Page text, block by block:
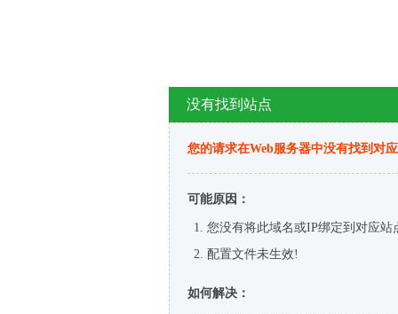
没有找到站点
您的请求在Web服务器中没有找到对
可能原因：
您没有将此域名或IP绑定到对应站
配置文件未生效!
如何解决：